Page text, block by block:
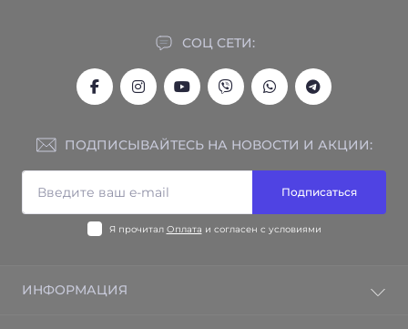
СОЦ СЕТИ:
ПОДПИСЫВАЙТЕСЬ НА НОВОСТИ И АКЦИИ:
Подписаться
Я прочитал Оплата и согласен с условиями
ИНФОРМАЦИЯ